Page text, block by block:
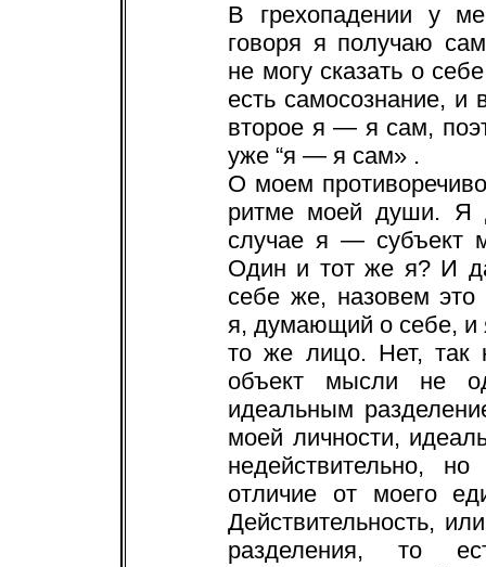
В грехопадении у
говоря я получаю
не могу сказать о
есть самосознание, и
второе я — я сам,
уже “я — я сам» .
О моем
ритме моей души. Я
случае я —
Один и тот же я? И
себе же, назовем
я, думающий о себе,
то же лицо. Нет, так
объект мысли не
идеальным
моей личности,
недействительно,
отличие от моего
Действительность,
разделения, то